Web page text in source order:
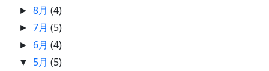
►8月(4)
►7月(5)
► 6月(4)
▼ 5月(5)